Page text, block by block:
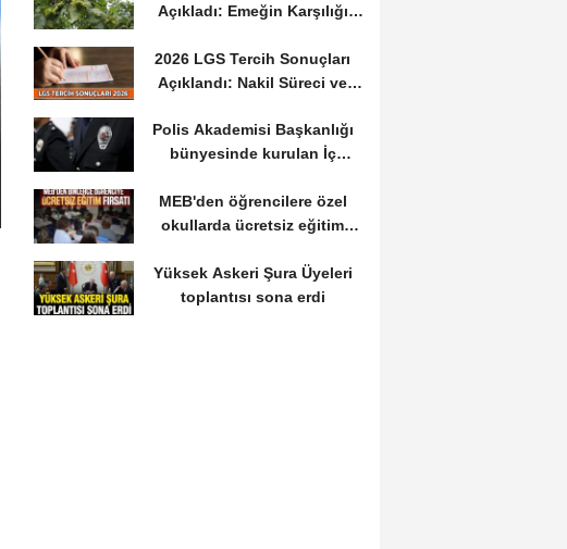
Açıkladı: Emeğin Karşılığı
2026 LGS Tercih Sonuçları
Açıklandı: Nakil Süreci ve
Polis Akademisi Başkanlığı
bünyesinde kurulan İç
MEB'den öğrencilere özel
okullarda ücretsiz eğitim
Yüksek Askeri Şura Üyeleri
toplantısı sona erdi